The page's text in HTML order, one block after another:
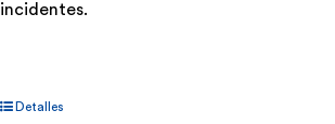
incidentes.
Detalles